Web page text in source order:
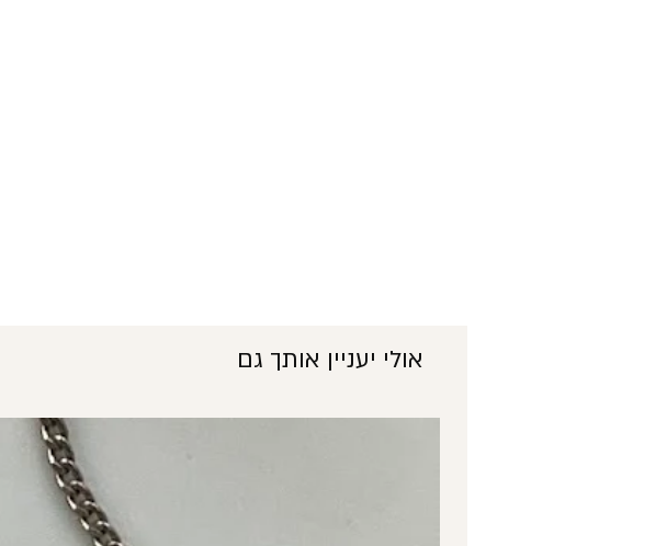
אולי יעניין אותך גם